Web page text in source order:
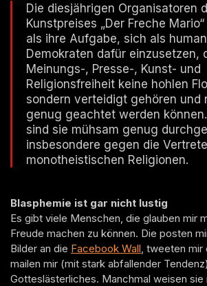
Die diesjährigen Organisatoren
Kunstpreises „Der Freche
als ihre Aufgabe, sich als
Demokraten dafür einzusetzen,
Meinungs-, Presse-, Kunst- und
Religionsfreiheit keine hohlen
sondern verteidigt gehören und
genug geachtet werden
sind sie mühsam genug
insbesondere gegen die
monotheistischen Religionen.
Blasphemie ist gar nicht lustig
Es gibt viele Menschen, die glauben mir
Freude machen zu können. Die posten
Bilder an die Facebook Wall , tweeten
mailen mir (mit stark abfallender
Gotteslästerliches. Manchmal weisen